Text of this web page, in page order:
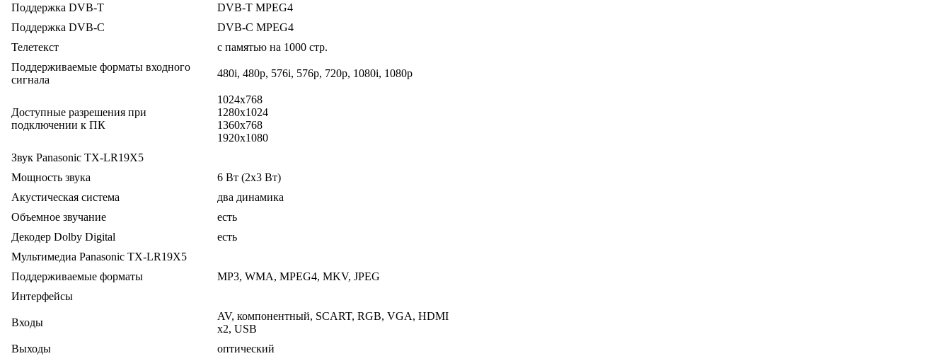
Поддержка DVB-T
DVB-T MPEG4
Поддержка DVB-C
DVB-C MPEG4
Телетекст
с памятью на 1000 стр.
Поддерживаемые форматы входного
сигнала
480i, 480p, 576i, 576p, 720p, 1080i, 1080p
Доступные разрешения при
подключении к ПК
1024x768
1280x1024
1360x768
1920x1080
Звук Panasonic TX-LR19X5
Мощность звука
6 Вт (2х3 Вт)
Акустическая система
два динамика
Объемное звучание
есть
Декодер Dolby Digital
есть
Мультимедиа Panasonic TX-LR19X5
Поддерживаемые форматы
MP3, WMA, MPEG4, MKV, JPEG
Интерфейсы
Входы
AV, компонентный, SCART, RGB, VGA, HDMI
x2, USB
Выходы
оптический